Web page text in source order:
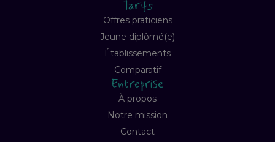
Tarifs
Offres praticiens
Jeune diplômé(e)
Établissements
Comparatif
Entreprise
À propos
Notre mission
Contact